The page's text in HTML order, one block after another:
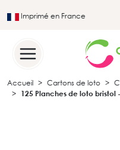
Imprimé en France
Accueil Cartons de loto
125 Planches de loto bristol